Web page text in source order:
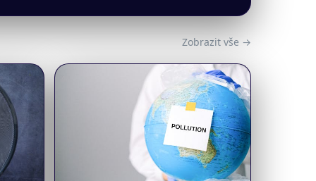
Zobrazit vše →